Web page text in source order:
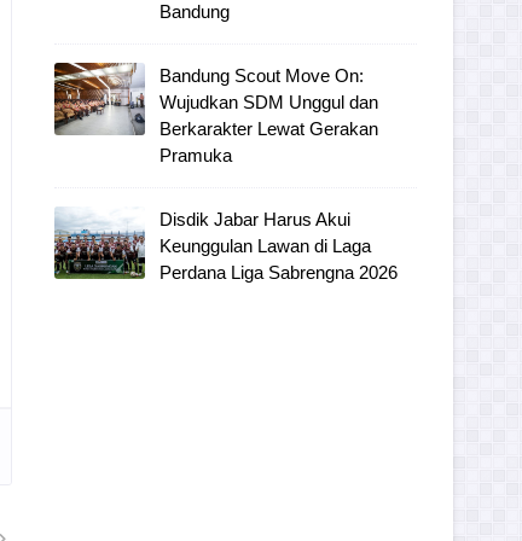
Bandung
Bandung Scout Move On:
Wujudkan SDM Unggul dan
Berkarakter Lewat Gerakan
Pramuka
Disdik Jabar Harus Akui
Keunggulan Lawan di Laga
Perdana Liga Sabrengna 2026